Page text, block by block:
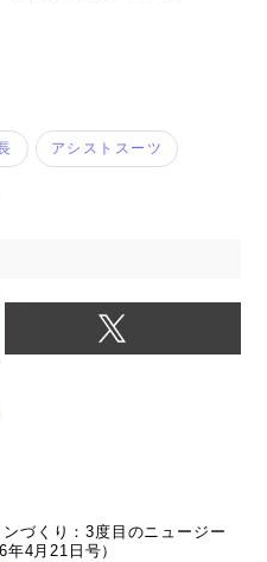
アシストスーツ
づくり：3度目のニュージー
4月21日号）